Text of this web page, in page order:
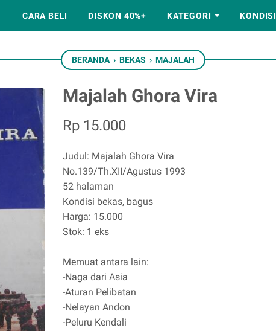
CARA BELI DISKON 40%+ KATEGORI KONDISI
BERANDA › BEKAS › MAJALAH
Majalah Ghora Vira
Rp 15.000
Judul: Majalah Ghora Vira
No.139/Th.XII/Agustus 1993
52 halaman
Kondisi bekas, bagus
Harga: 15.000
Stok: 1 eks
Memuat antara lain:
-Naga dari Asia
-Aturan Pelibatan
-Nelayan Andon
-Peluru Kendali